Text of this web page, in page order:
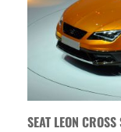
SEAT LEON